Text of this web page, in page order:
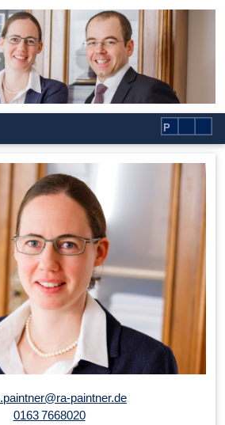
P
paintner.de
0163 7668020